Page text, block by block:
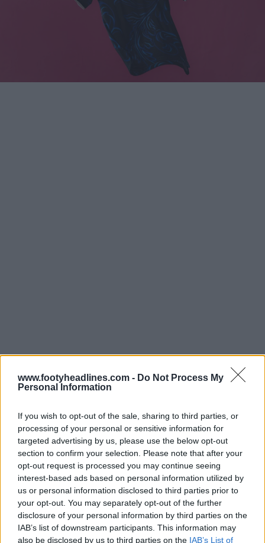
www.footyheadlines.com - Do Not Process My
Personal Information
If you wish to opt-out of the sale, sharing to third parties, or
processing of your personal or sensitive information for
targeted advertising by us, please use the below opt-out
section to confirm your selection. Please note that after your
opt-out request is processed you may continue seeing
interest-based ads based on personal information utilized by
us or personal information disclosed to third parties prior to
your opt-out. You may separately opt-out of the further
disclosure of your personal information by third parties on the
IAB’s list of downstream participants. This information may
also be disclosed by us to third parties on the IAB’s List of
ou blanc sur le maillot de l'Argentine ? Dis-le-nous
dans les commentaires ci-dessous.
Afficher les commentaires
adidas Argentina Badges International
Kit Watch
Maillots
Partager